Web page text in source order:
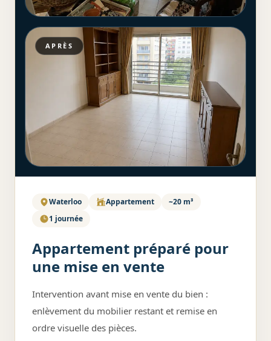
APRÈS
Waterloo Appartement
~20 m³
1 journée
Appartement préparé pour
une mise en vente
Intervention avant mise en vente du bien :
enlèvement du mobilier restant et remise en
ordre visuelle des pièces.